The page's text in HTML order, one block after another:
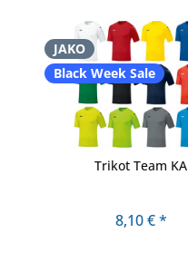
JAKO
Black Week Sale
Trikot Team KA
8,10 € *